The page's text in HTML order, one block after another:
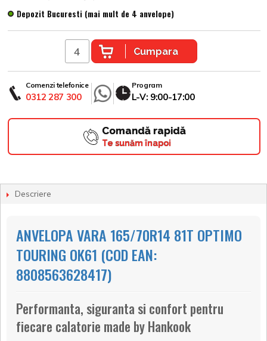
Depozit Bucuresti (mai mult de 4 anvelope)
Cumpara
Comenzi telefonice
0312 287 300
Program
L-V: 9:00-17:00
Comandă rapidă
Te sunăm înapoi
Descriere
ANVELOPA VARA 165/70R14 81T OPTIMO
TOURING OK61 (COD EAN:
8808563628417)
Performanta, siguranta si confort pentru
fiecare calatorie made by Hankook